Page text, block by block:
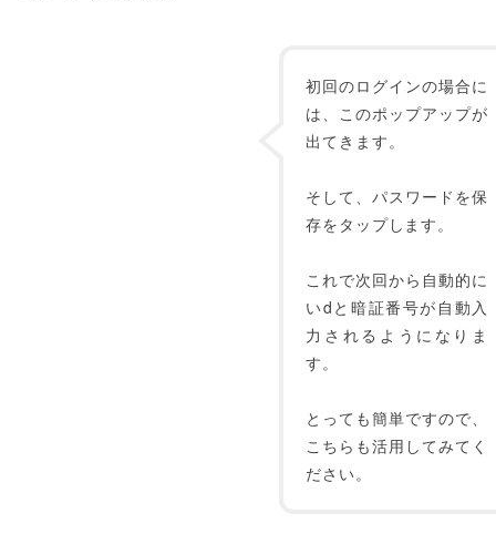
初回のログインの場合に
は、このポップアップが
出てきます。
そして、パスワードを保
存をタップします。
これで次回から自動的に
いdと暗証番号が自動入
力されるようになりま
す。
とっても簡単ですので、
こちらも活用してみてく
ださい。